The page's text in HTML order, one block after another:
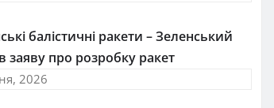
балістичні ракети – Зеленський
заяву про розробку ракет
2026